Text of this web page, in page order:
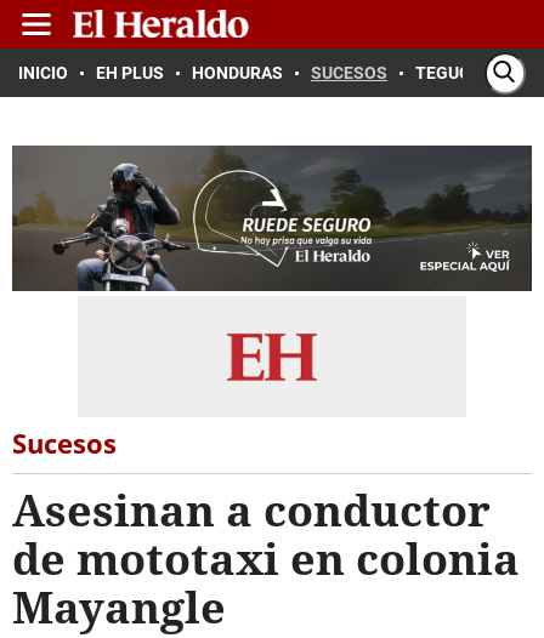
INICIO EH PLUS HONDURAS SUCESOS TEGUCIGALPA
Sucesos
Asesinan a conductor
de mototaxi en colonia
Mayangle